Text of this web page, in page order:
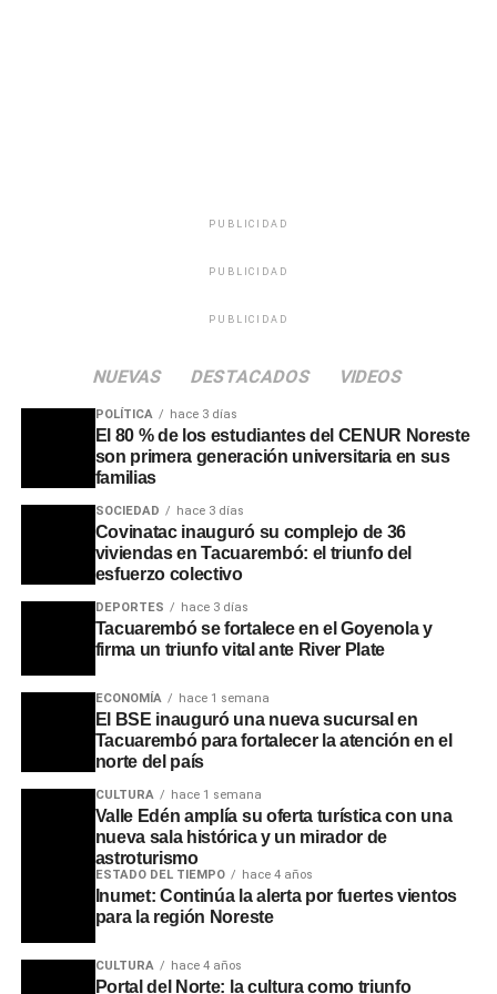
Asimismo, se recordaron las intervenciones que realizaba
en pleno apogeo de sus bailes multitudinarios, cuando
pausaba la música para brindar mensajes de
concientización a los jóvenes sobre la educación, la
prevención de adicciones y la importancia de no olvidar
PUBLICIDAD
PUBLICIDAD
PUBLICIDAD
NUEVAS DESTACADOS VIDEOS
POLÍTICA hace 3 días
El 80 % de los estudiantes del CENUR Noreste
son primera generación universitaria en sus
familias
SOCIEDAD hace 3 días
Covinatac inauguró su complejo de 36
viviendas en Tacuarembó: el triunfo del
esfuerzo colectivo
DEPORTES hace 3 días
Tacuarembó se fortalece en el Goyenola y
firma un triunfo vital ante River Plate
ECONOMÍA hace 1 semana
El BSE inauguró una nueva sucursal en
Tacuarembó para fortalecer la atención en el
norte del país
CULTURA hace 1 semana
Valle Edén amplía su oferta turística con una
nueva sala histórica y un mirador de
astroturismo
ESTADO DEL TIEMPO hace 4 años
Inumet: Continúa la alerta por fuertes vientos
para la región Noreste
CULTURA hace 4 años
Portal del Norte: la cultura como triunfo